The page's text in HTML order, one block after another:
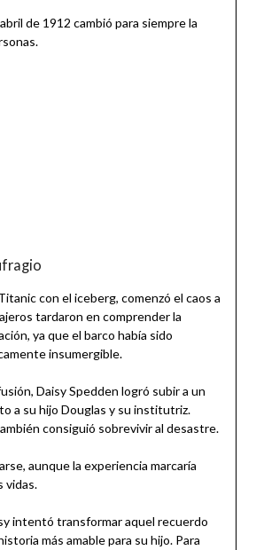
de 1912 cambió para siempre la
con el iceberg, comenzó el caos a
tardaron en comprender la
ya que el barco había sido
insumergible.
Daisy Spedden logró subir a un
a su hijo Douglas y su institutriz.
consiguió sobrevivir al desastre.
aunque la experiencia marcaría
vidas.
intentó transformar aquel recuerdo
más amable para su hijo. Para